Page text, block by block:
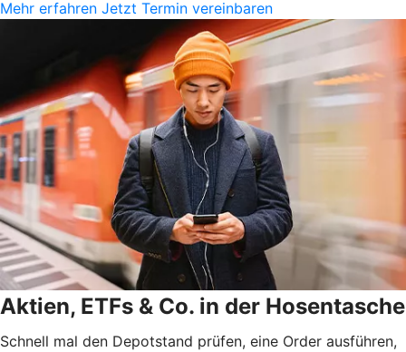
Mehr erfahren Jetzt Termin vereinbaren
Aktien, ETFs & Co. in der Hosentasche
Schnell mal den Depotstand prüfen, eine Order ausführen,